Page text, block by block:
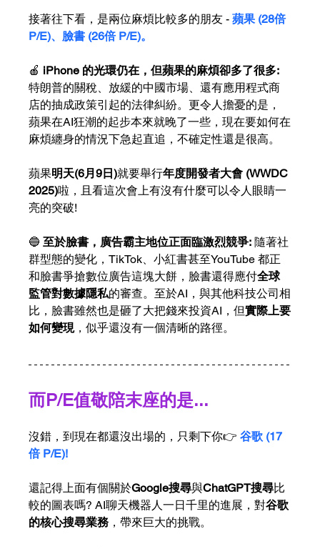
接著往下看，是兩位麻煩比較多的朋友 - 蘋果 (28倍
P/E)、臉書 (26倍 P/E)。
🍎 iPhone 的光環仍在，但蘋果的麻煩卻多了很多:
特朗普的關稅、放緩的中國市場、還有應用程式商
店的抽成政策引起的法律糾紛。更令人擔憂的是，
蘋果在AI狂潮的起步本來就晚了一些，現在要如何在
麻煩纏身的情況下急起直追，不確定性還是很高。
蘋果明天(6月9日)就要舉行年度開發者大會 (WWDC
2025)啦，且看這次會上有沒有什麼可以令人眼睛一
亮的突破!
🔵 至於臉書，廣告霸主地位正面臨激烈競爭: 隨著社
群型態的變化，TikTok、小紅書甚至YouTube 都正
和臉書爭搶數位廣告這塊大餅，臉書還得應付全球
監管對數據隱私的審查。至於AI，與其他科技公司相
比，臉書雖然也是砸了大把錢來投資AI，但實際上要
如何變現，似乎還沒有一個清晰的路徑。
而P/E值敬陪末座的是...
沒錯，到現在都還沒出場的，只剩下你👉 谷歌 (17
倍 P/E)!
還記得上面有個關於Google搜尋與ChatGPT搜尋比
較的圖表嗎? AI聊天機器人一日千里的進展，對谷歌
的核心搜尋業務 ，帶來巨大的挑戰。